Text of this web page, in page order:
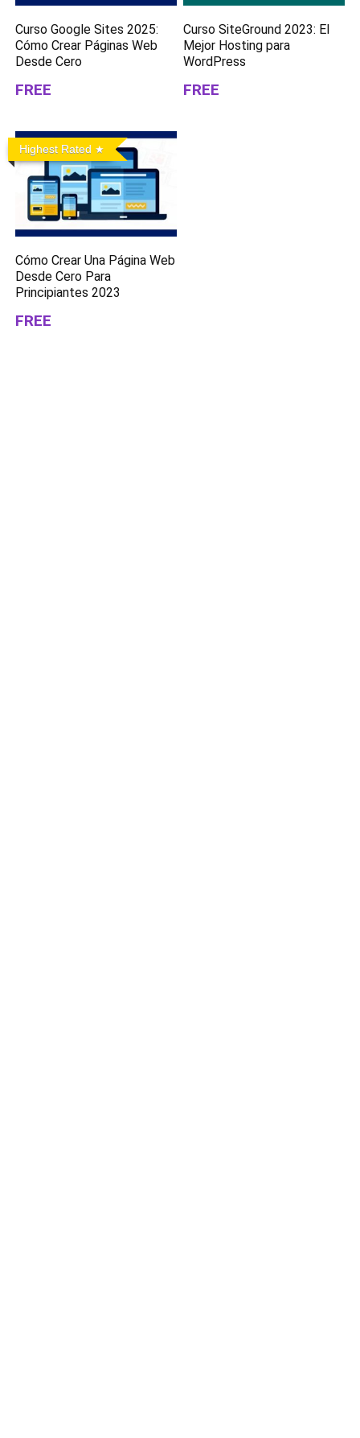
Curso Google Sites 2025:
Cómo Crear Páginas Web
Desde Cero
FREE
Curso SiteGround 2023: El
Mejor Hosting para
WordPress
FREE
Highest Rated
Cómo Crear Una Página Web
Desde Cero Para
Principiantes 2023
FREE